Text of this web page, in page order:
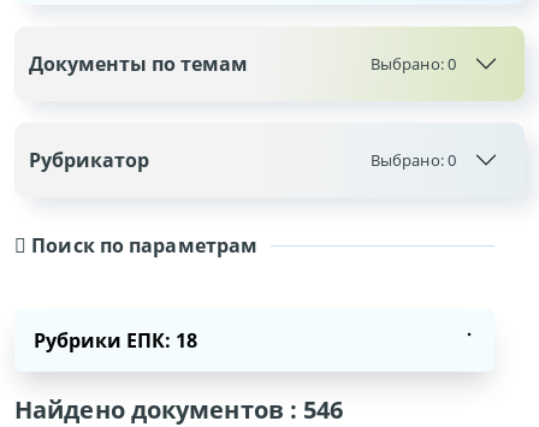
Поиск по параметрам
Рубрики ЕПК: 18
Найдено документов : 546
Документы по темам Выбрано:0
Рубрикатор Выбрано:0